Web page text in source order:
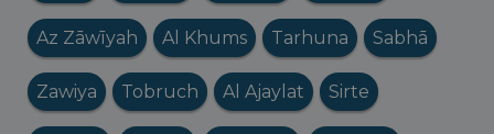
Az Zāwīyah Al Khums Tarhuna Sabhā
Zawiya Tobruch Al Ajaylat Sirte